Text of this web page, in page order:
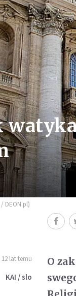
DEON.pl)
12 lat temu
KAI / slo
O